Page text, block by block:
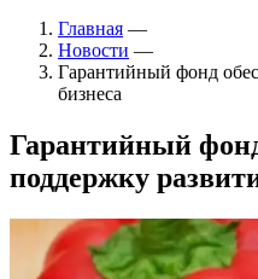
Главная —
Новости —
Гарантийный фонд
бизнеса
Гарантийный
поддержку